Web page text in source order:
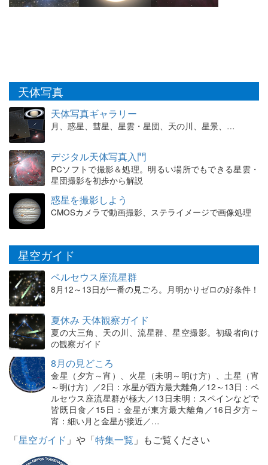
天体写真
天体写真ギャラリー
月、惑星、彗星、星雲・星団、天の川、星景、…
デジタル天体写真入門
PCソフトで撮影＆処理。明るい場所でもできる星雲・
星団撮影を初歩から解説
惑星を撮影しよう
CMOSカメラで動画撮影、ステライメージで画像処理
星空ガイド
ペルセウス座流星群
8月12～13日が一番の見ごろ。月明かりゼロの好条件！
夏休み 天体観察ガイド
夏の大三角、天の川、流星群、星空撮影。初級者向け
の観察ガイド
8月の見どころ
金星（夕方～宵）、火星（未明～明け方）、土星（宵
～明け方）／2日：水星が西方最大離角／12～13日：ペ
ルセウス座流星群が極大／13日未明：スペインなどで
皆既日食／15日：金星が東方最大離角／16日夕方～
宵：細い月と金星が接近／…
「星空ガイド 」や「特集一覧 」もご覧ください